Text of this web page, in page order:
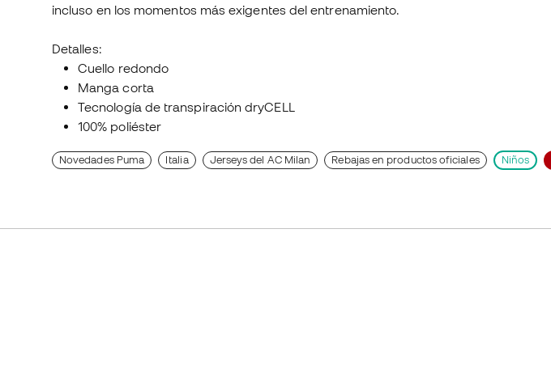
incluso en los momentos más exigentes del entrenamiento.
Detalles:
Cuello redondo
Manga corta
Tecnología de transpiración dryCELL
100% poliéster
Novedades Puma Italia Jerseys del AC Milan Rebajas en productos oficiales Niños